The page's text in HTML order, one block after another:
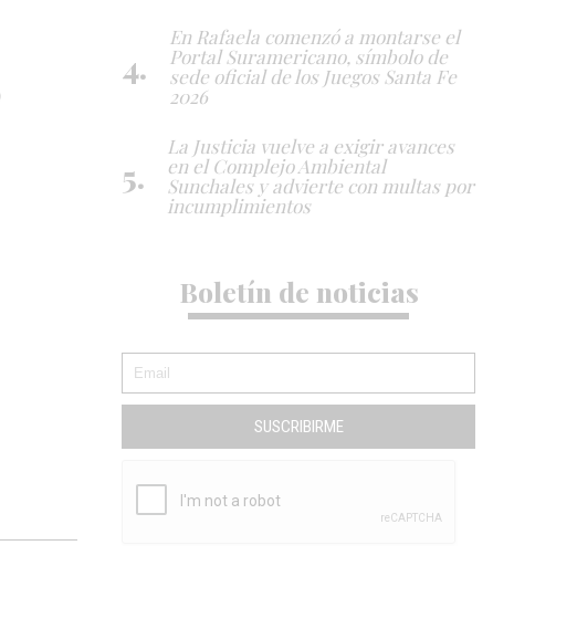
En Rafaela comenzó a montarse el
Portal Suramericano, símbolo de
sede oficial de los Juegos Santa Fe
2026
La Justicia vuelve a exigir avances
en el Complejo Ambiental
Sunchales y advierte con multas por
incumplimientos
Boletín de noticias
SUSCRIBIRME